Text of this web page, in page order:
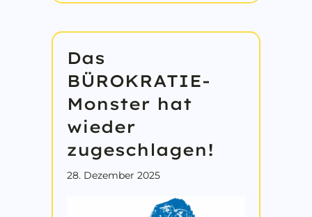
Das
BÜROKRATIE-
Monster hat
wieder
zugeschlagen!
28. Dezember 2025